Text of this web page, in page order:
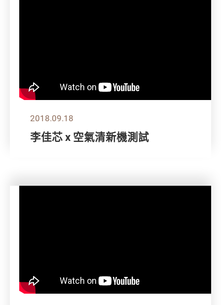
2018.09.18
李佳芯 x 空氣清新機測試